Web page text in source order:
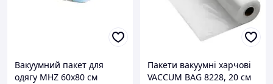
Вакуумний пакет для
одягу MHZ 60х80 см
Пакети вакуумні харчові
VACCUM BAG 8228, 20 см